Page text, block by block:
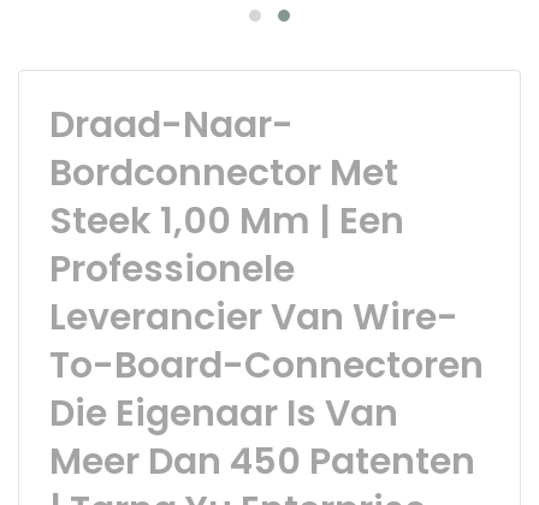
Draad-Naar-
Bordconnector Met
Steek 1,00 Mm | Een
Professionele
Leverancier Van Wire-
To-Board-Connectoren
Die Eigenaar Is Van
Meer Dan 450 Patenten